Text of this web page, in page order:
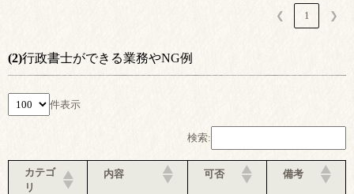
❮ 1 ❯
(2)行政書士ができる業務やNG例
件表示
検索:
カテゴ
リ
内容 可否 備考